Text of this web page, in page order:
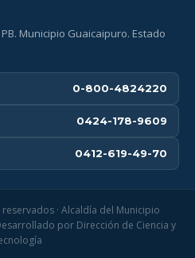
Municipio Guaicaipuro. Estado
0-800-4824220
0424-178-9609
0412-619-49-70
· Alcaldía del Municipio
por Dirección de Ciencia y